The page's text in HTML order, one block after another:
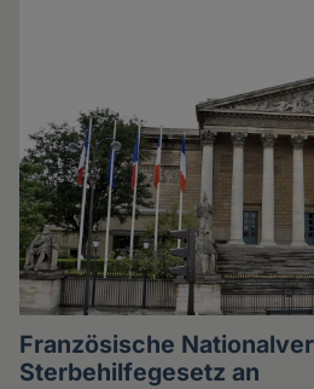
Französische
Sterbehilfegesetz an